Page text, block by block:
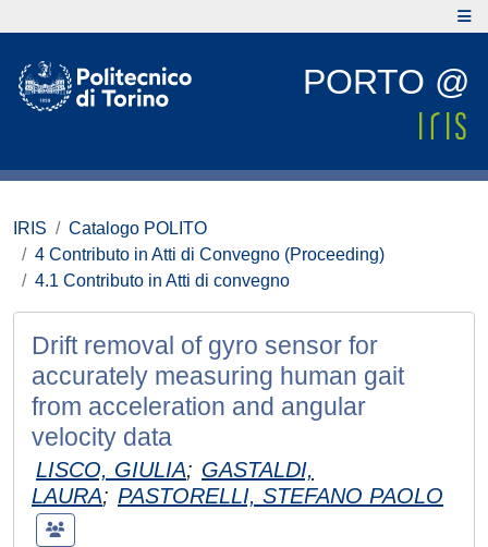
PORTO @
IRIS
Catalogo POLITO
4 Contributo in Atti di Convegno (Proceeding)
4.1 Contributo in Atti di convegno
Drift removal of gyro sensor for
accurately measuring human gait
from acceleration and angular
velocity data
LISCO, GIULIA; GASTALDI,
LAURA; PASTORELLI, STEFANO PAOLO